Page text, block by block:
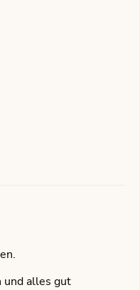
und alles gut